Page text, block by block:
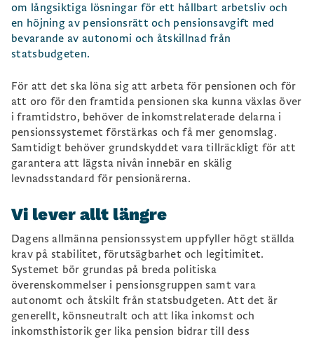
om långsiktiga lösningar för ett hållbart arbetsliv och
en höjning av pensionsrätt och pensionsavgift med
bevarande av autonomi och åtskillnad från
statsbudgeten.
För att det ska löna sig att arbeta för pensionen och för
att oro för den framtida pensionen ska kunna växlas över
i framtidstro, behöver de inkomstrelaterade delarna i
pensionssystemet förstärkas och få mer genomslag.
Samtidigt behöver grundskyddet vara tillräckligt för att
garantera att lägsta nivån innebär en skälig
levnadsstandard för pensionärerna.
Vi lever allt längre
Dagens allmänna pensionssystem uppfyller högt ställda
krav på stabilitet, förutsägbarhet och legitimitet.
Systemet bör grundas på breda politiska
överenskommelser i pensionsgruppen samt vara
autonomt och åtskilt från statsbudgeten. Att det är
generellt, könsneutralt och att lika inkomst och
inkomsthistorik ger lika pension bidrar till dess